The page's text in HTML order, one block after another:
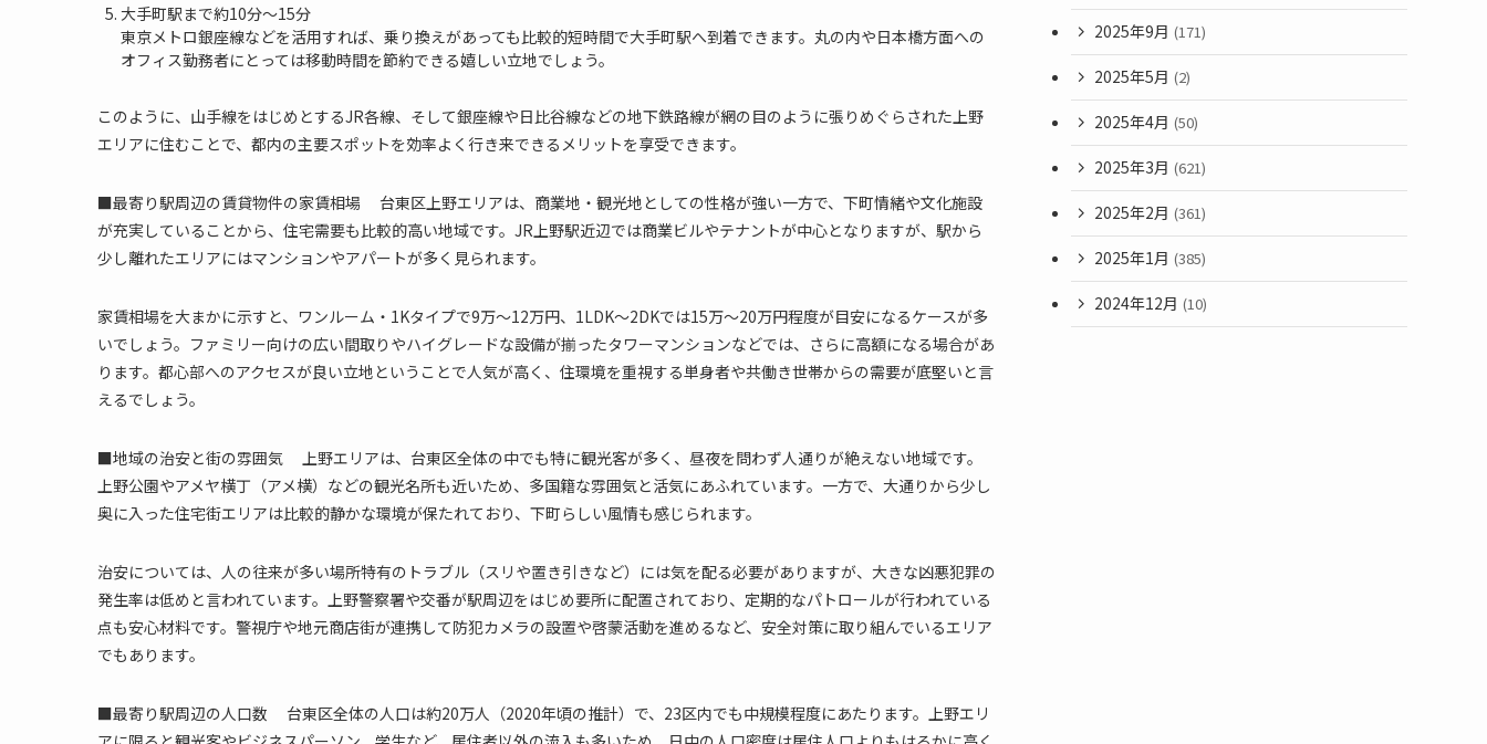
大手町駅まで約10分～15分
東京メトロ銀座線などを活用すれば、乗り換えがあっても比較的短時間で大手町駅へ到着できます。丸の内や日本橋方面への
オフィス勤務者にとっては移動時間を節約できる嬉しい立地でしょう。
このように、山手線をはじめとするJR各線、そして銀座線や日比谷線などの地下鉄路線が網の目のように張りめぐらされた上野
エリアに住むことで、都内の主要スポットを効率よく行き来できるメリットを享受できます。
■最寄り駅周辺の賃貸物件の家賃相場 台東区上野エリアは、商業地・観光地としての性格が強い一方で、下町情緒や文化施設
が充実していることから、住宅需要も比較的高い地域です。JR上野駅近辺では商業ビルやテナントが中心となりますが、駅から
少し離れたエリアにはマンションやアパートが多く見られます。
家賃相場を大まかに示すと、ワンルーム・1Kタイプで9万～12万円、1LDK～2DKでは15万～20万円程度が目安になるケースが多
いでしょう。ファミリー向けの広い間取りやハイグレードな設備が揃ったタワーマンションなどでは、さらに高額になる場合があ
ります。都心部へのアクセスが良い立地ということで人気が高く、住環境を重視する単身者や共働き世帯からの需要が底堅いと言
えるでしょう。
■地域の治安と街の雰囲気 上野エリアは、台東区全体の中でも特に観光客が多く、昼夜を問わず人通りが絶えない地域です。
上野公園やアメヤ横丁（アメ横）などの観光名所も近いため、多国籍な雰囲気と活気にあふれています。一方で、大通りから少し
奥に入った住宅街エリアは比較的静かな環境が保たれており、下町らしい風情も感じられます。
治安については、人の往来が多い場所特有のトラブル（スリや置き引きなど）には気を配る必要がありますが、大きな凶悪犯罪の
発生率は低めと言われています。上野警察署や交番が駅周辺をはじめ要所に配置されており、定期的なパトロールが行われている
点も安心材料です。警視庁や地元商店街が連携して防犯カメラの設置や啓蒙活動を進めるなど、安全対策に取り組んでいるエリア
でもあります。
■最寄り駅周辺の人口数 台東区全体の人口は約20万人（2020年頃の推計）で、23区内でも中規模程度にあたります。上野エリ
2025年9月 (171)
2025年5月 (2)
2025年4月 (50)
2025年3月 (621)
2025年2月 (361)
2025年1月 (385)
2024年12月 (10)